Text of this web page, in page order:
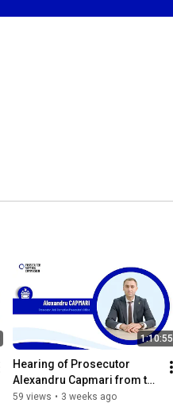
1:10:55
Hearing of Prosecutor
Alexandru Capmari from the
Anti-Corruption
59 views • 3 weeks ago